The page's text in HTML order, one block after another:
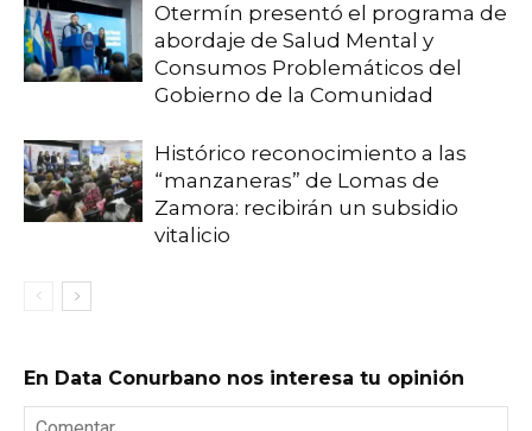
Otermín presentó el programa de
abordaje de Salud Mental y
Consumos Problemáticos del
Gobierno de la Comunidad
Histórico reconocimiento a las
“manzaneras” de Lomas de
Zamora: recibirán un subsidio
vitalicio
En Data Conurbano nos interesa tu opinión